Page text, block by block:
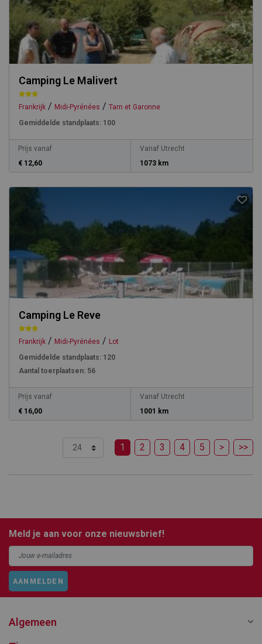
Camping Le Malivert
Frankrijk / Midi-Pyrénées / Tarn et Garonne
Gemiddelde standplaats: 100
Prijs vanaf
€ 12,60
Vanaf Utrecht
1073 km
Camping Le Reve
Frankrijk / Midi-Pyrénées / Lot
Gemiddelde standplaats: 120
Aantal toerplaatsen: 56
Prijs vanaf
€ 16,00
Vanaf Utrecht
1001 km
1 2 3 4 5 > >>
Meld je aan voor onze nieuwsbrief!
AANMELDEN
Algemeen